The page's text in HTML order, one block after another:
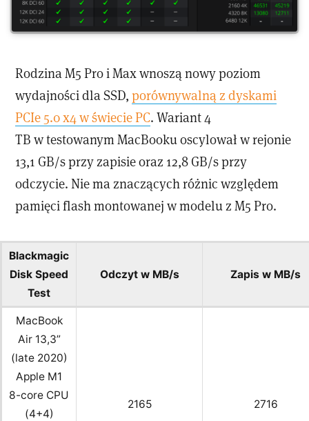
Rodzina M5 Pro i Max wnoszą nowy poziom
wydajności dla SSD,porównywalną z dyskami
PCIe 5.0 x4 w świecie PC. Wariant 4
TB w testowanym MacBooku oscylował w rejonie
13,1 GB/s przy zapisie oraz 12,8 GB/s przy
odczycie. Nie ma znaczących różnic względem
pamięci flash montowanej w modelu z M5 Pro.
Blackmagic
Disk Speed
Test
Odczyt w MB/s Zapis w MB/s
MacBook
Air 13,3”
(late 2020)
Apple M1
8-core CPU
(4+4)
2165 2716